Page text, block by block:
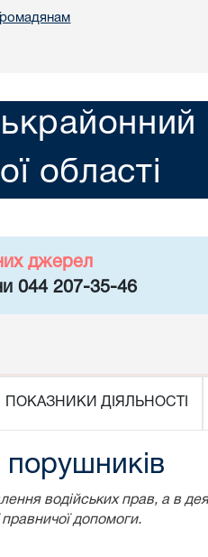
області
джерел
044 207-35-46
ПОКАЗНИКИ ДІЯЛЬНОСТІ
порушників
водійських прав, а в
допомоги.